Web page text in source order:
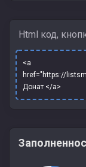
Html код,
<a
href="https://
Донат </a>